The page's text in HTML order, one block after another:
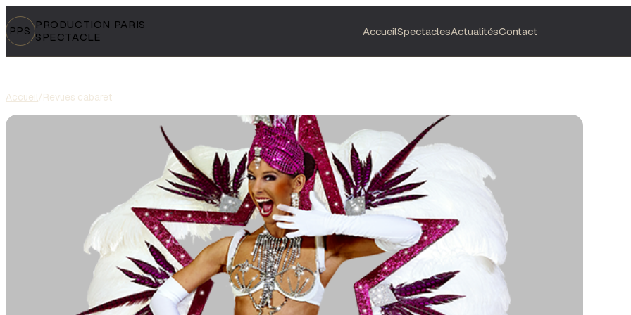
PPS PRODUCTION PARIS
SPECTACLE
AccueilSpectaclesActualitésContact
Accueil/Revues cabaret